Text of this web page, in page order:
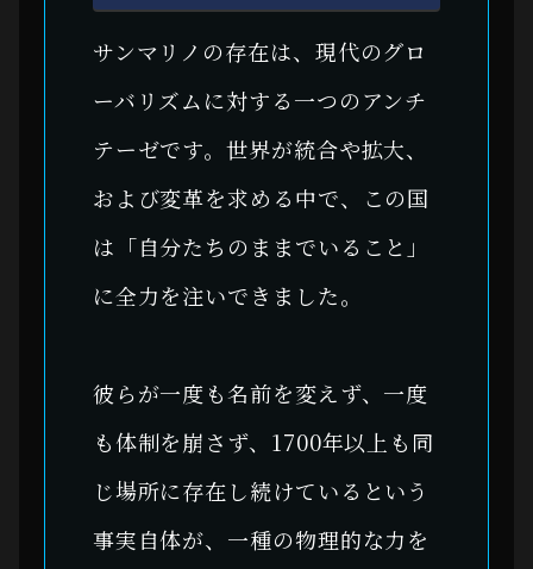
サンマリノの存在は、現代のグロ
ーバリズムに対する一つのアンチ
テーゼです。世界が統合や拡大、
および変革を求める中で、この国
は「自分たちのままでいること」
に全力を注いできました。
彼らが一度も名前を変えず、一度
も体制を崩さず、1700年以上も同
じ場所に存在し続けているという
事実自体が、一種の物理的な力を